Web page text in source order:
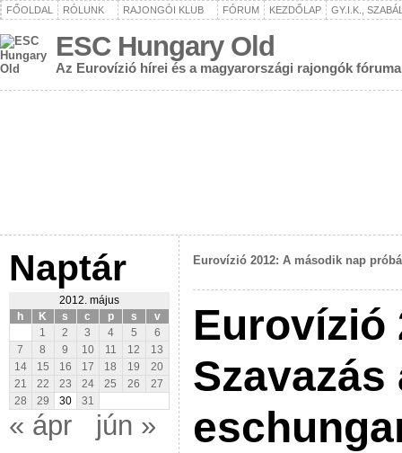
FŐOLDAL RÓLUNK RAJONGÓI KLUB FÓRUM KEZDŐLAP GY.I.K.,
ESC Hungary Old
Az Eurovízió hírei és a magyarországi rajongók fóruma
Naptár
2012. május
h
K s c p s
v
1
2 3 4 5
6
7
8 9 10 11 12
13
14
15 16 17 18 19
20
21
22 23 24 25 26
27
28
29 30 31
« ápr jún »
Eurovízió 2012: A második nap
Eurovízió
Szavazás